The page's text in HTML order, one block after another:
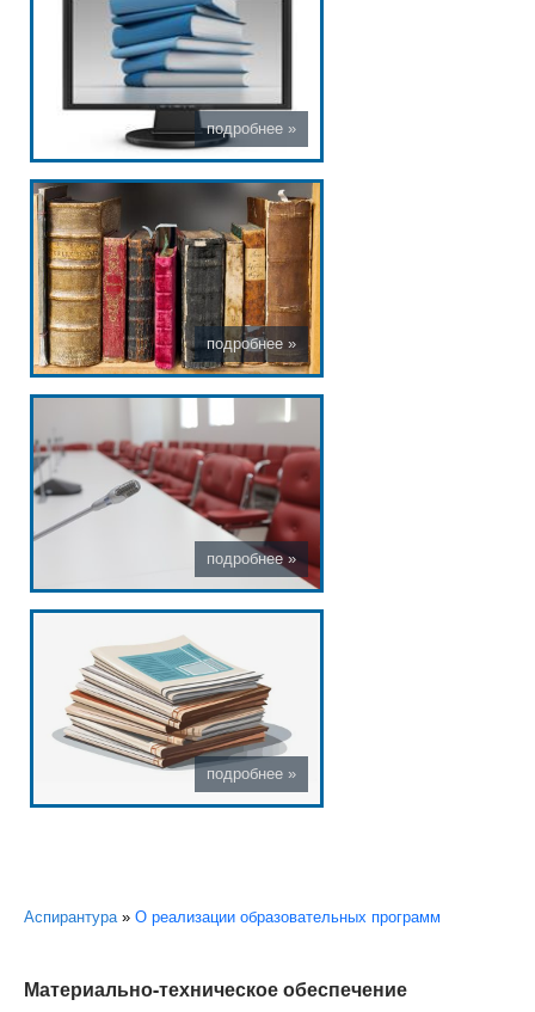
Вы здесь
Аспирантура» О реализации образовательных программ
Материально-техническое обеспечение